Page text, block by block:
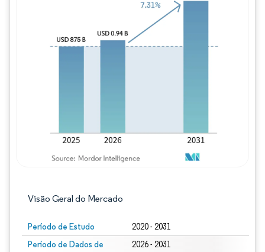
Visão Geral do Mercado
Período de Estudo 2020 - 2031
Período de Dados de
2026 - 2031